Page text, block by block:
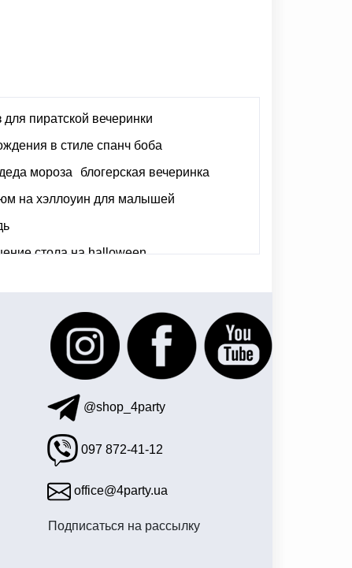
для пиратской вечеринки
в стиле спанч боба
мороза
блогерская вечеринка
на хэллоуин для малышей
стола на halloween
@shop_4party
097 872-41-12
office@4party.ua
Подписаться на рассылку